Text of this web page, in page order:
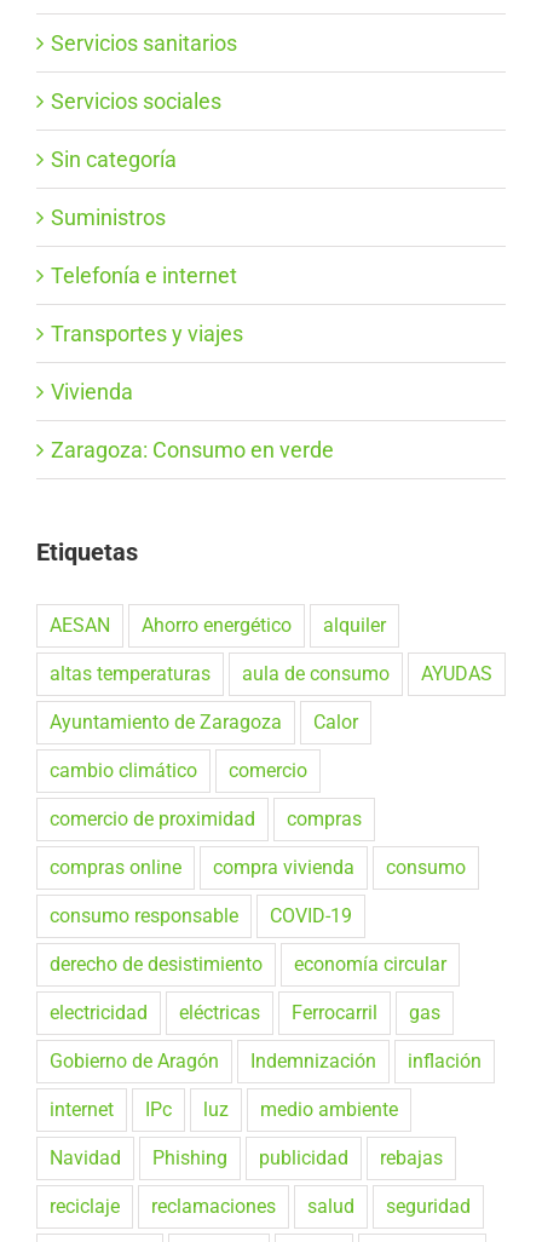
Servicios sanitarios
Servicios sociales
Sin categoría
Suministros
Telefonía e internet
Transportes y viajes
Vivienda
Zaragoza: Consumo en verde
Etiquetas
AESAN Ahorro energético alquiler
altas temperaturas aula de consumo AYUDAS
Ayuntamiento de Zaragoza Calor
cambio climático comercio
comercio de proximidad compras
compras online compra vivienda consumo
consumo responsable COVID-19
derecho de desistimiento economía circular
electricidad eléctricas Ferrocarril gas
Gobierno de Aragón Indemnización inflación
internet IPc luz medio ambiente
Navidad Phishing publicidad rebajas
reciclaje reclamaciones salud seguridad